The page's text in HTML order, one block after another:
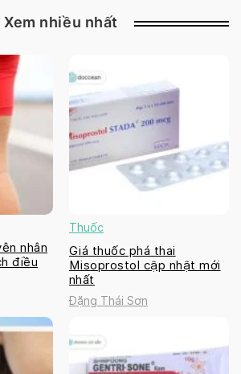
Xem nhiều nhất
nhân
điều
Thuốc
Giá thuốc phá thai
Misoprostol cập nhật mới
nhất
Đặng Thái Sơn